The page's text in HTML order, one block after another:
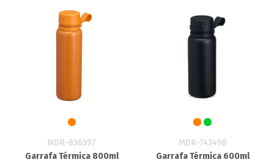
MDR-836397
Garrafa Térmica 800ml
MDR-743498
Garrafa Térmica 600ml